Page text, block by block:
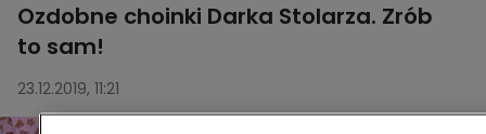
Ozdobne choinki Darka Stolarza. Zrób
to sam!
23.12.2019, 11:21